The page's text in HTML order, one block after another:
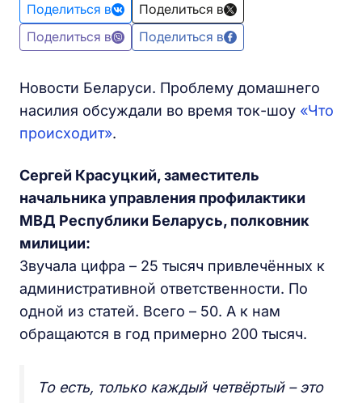
Поделиться в
Поделиться в
Поделиться в
Поделиться в
Новости Беларуси. Проблему домашнего
насилия обсуждали во время ток-шоу «Что
происходит».
Сергей Красуцкий, заместитель
начальника управления профилактики
МВД Республики Беларусь, полковник
милиции:
Звучала цифра – 25 тысяч привлечённых к
административной ответственности. По
одной из статей. Всего – 50. А к нам
обращаются в год примерно 200 тысяч.
То есть, только каждый четвёртый – это